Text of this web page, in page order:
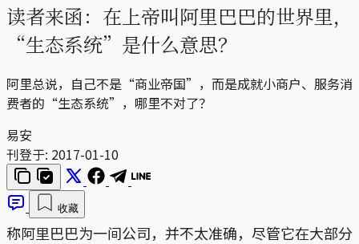
读者来函：在上帝叫阿里巴巴的世界里，
“生态系统”是什么意思？
阿里总说，自己不是“商业帝国”，而是成就小商户、服务消
费者的“生态系统”，哪里不对了？
易安
刊登于: 2017-01-10
收藏
称阿里巴巴为一间公司，并不太准确，尽管它在大部分